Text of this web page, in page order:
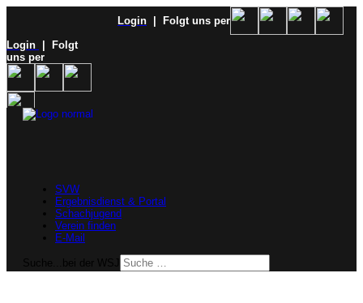
Login
| Folgt uns per
Login
| Folgt
uns per
SVW
Ergebnisdienst & Portal
Schachjugend
Verein finden
E-Mail